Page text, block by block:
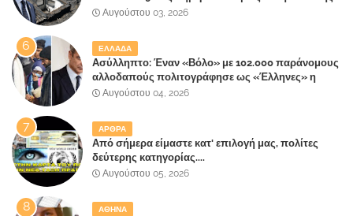
έλαβε 40% και 45% στις εκλογές του 2023,ενώ 50%
Αυγούστου 03, 2026
ΕΛΛΑΔΑ
Ασύλληπτο: Έναν «Βόλο» με 102.000 παράνομους
αλλοδαπούς πολιτογράφησε ως «Έλληνες» η
κυβέρνηση!
Αυγούστου 04, 2026
ΑΡΘΡΑ
Από σήμερα είμαστε κατ' επιλογή μας, πολίτες
δεύτερης κατηγορίας....
Αυγούστου 05, 2026
ΑΘΗΝΑ